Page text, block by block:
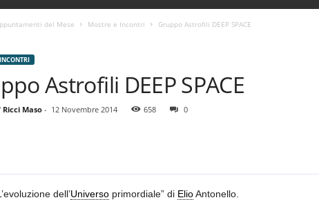
t
r
a
del Mese Mostre e Incontri Gruppo Astrofili DEEP SPACE
Astrofili DEEP SPACE
Maso- 12 Novembre 2014 658 0
dell’Universoprimordiale” di ElioAntonello.